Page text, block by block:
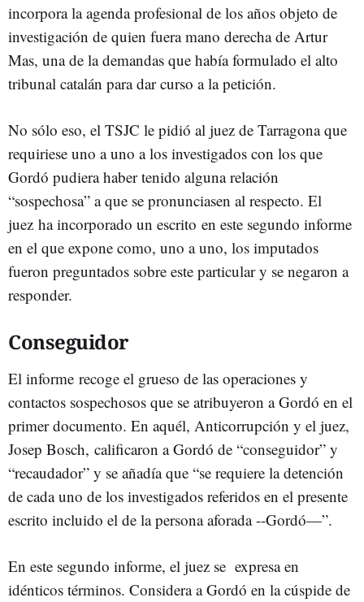
incorpora la agenda profesional de los años objeto de
investigación de quien fuera mano derecha de Artur
Mas, una de la demandas que había formulado el alto
tribunal catalán para dar curso a la petición.
No sólo eso, el TSJC le pidió al juez de Tarragona que
requiriese uno a uno a los investigados con los que
Gordó pudiera haber tenido alguna relación
“sospechosa” a que se pronunciasen al respecto. El
juez ha incorporado un escrito en este segundo informe
en el que expone como, uno a uno, los imputados
fueron preguntados sobre este particular y se negaron a
responder.
Conseguidor
El informe recoge el grueso de las operaciones y
contactos sospechosos que se atribuyeron a Gordó en el
primer documento. En aquél, Anticorrupción y el juez,
Josep Bosch, calificaron a Gordó de “conseguidor” y
“recaudador” y se añadía que “se requiere la detención
de cada uno de los investigados referidos en el presente
escrito incluido el de la persona aforada --Gordó—”.
En este segundo informe, el juez se expresa en
idénticos términos. Considera a Gordó en la cúspide de